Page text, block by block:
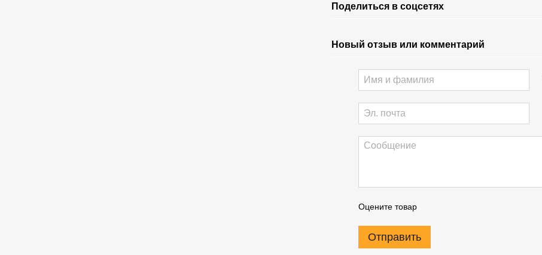
Поделиться в соцсетях
Новый отзыв или комментарий
Оцените товар
Отправить